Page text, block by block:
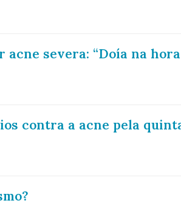
severa: “Doía na
contra a acne pela